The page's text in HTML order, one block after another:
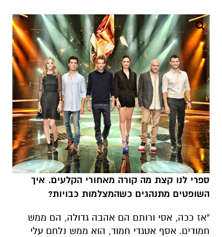
ספרי לנו קצת מה קורה מאחורי הקלעים. איך
השופטים מתנהגים כשהמצלמות כבויות?
"אז ככה, אסי ורותם הם אהבה גדולה, הם ממש
חמודים. אסף אטגדי חמוד, הוא ממש נלחם עלי